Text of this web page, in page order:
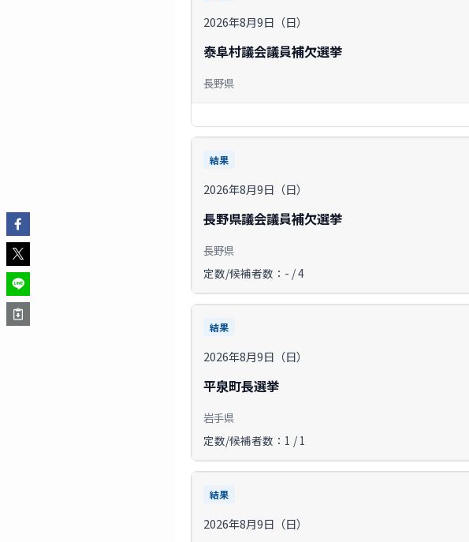
2026年8月9日（日）
泰阜村議会議員補欠選挙
長野県
結果
2026年8月9日（日）
長野県議会議員補欠選挙
長野県
定数/候補者数：- / 4
結果
2026年8月9日（日）
平泉町長選挙
岩手県
定数/候補者数：1 / 1
結果
2026年8月9日（日）